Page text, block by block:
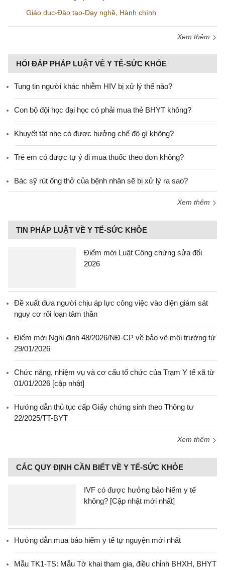
Giáo dục-Đào tạo-Dạy nghề, Hành chính
Xem thêm
HỎI ĐÁP PHÁP LUẬT VỀ Y TẾ-SỨC KHỎE
Tung tin người khác nhiễm HIV bị xử lý thế nào?
Con bộ đội học đại học có phải mua thẻ BHYT không?
Khuyết tật nhẹ có được hưởng chế độ gì không?
Trẻ em có được tự ý đi mua thuốc theo đơn không?
Bác sỹ rút ống thở của bệnh nhân sẽ bị xử lý ra sao?
Xem thêm
TIN PHÁP LUẬT VỀ Y TẾ-SỨC KHỎE
Điểm mới Luật Công chứng sửa đổi
2026
Đề xuất đưa người chịu áp lực công việc vào diện giám sát
nguy cơ rối loạn tâm thần
Điểm mới Nghị định 48/2026/NĐ-CP về bảo vệ môi trường từ
29/01/2026
Chức năng, nhiệm vụ và cơ cấu tổ chức của Trạm Y tế xã từ
01/01/2026 [cập nhật]
Hướng dẫn thủ tục cấp Giấy chứng sinh theo Thông tư
22/2025/TT-BYT
Xem thêm
CÁC QUY ĐỊNH CẦN BIẾT VỀ Y TẾ-SỨC KHỎE
IVF có được hưởng bảo hiểm y tế
không? [Cập nhật mới nhất]
Hướng dẫn mua bảo hiểm y tế tự nguyện mới nhất
Mẫu TK1-TS: Mẫu Tờ khai tham gia, điều chỉnh BHXH, BHYT